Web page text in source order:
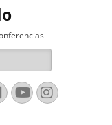
YouTube